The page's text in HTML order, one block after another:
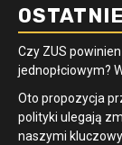
Czy ZUS
jednopłciowym?
Oto propozycja
polityki ulegają
naszymi